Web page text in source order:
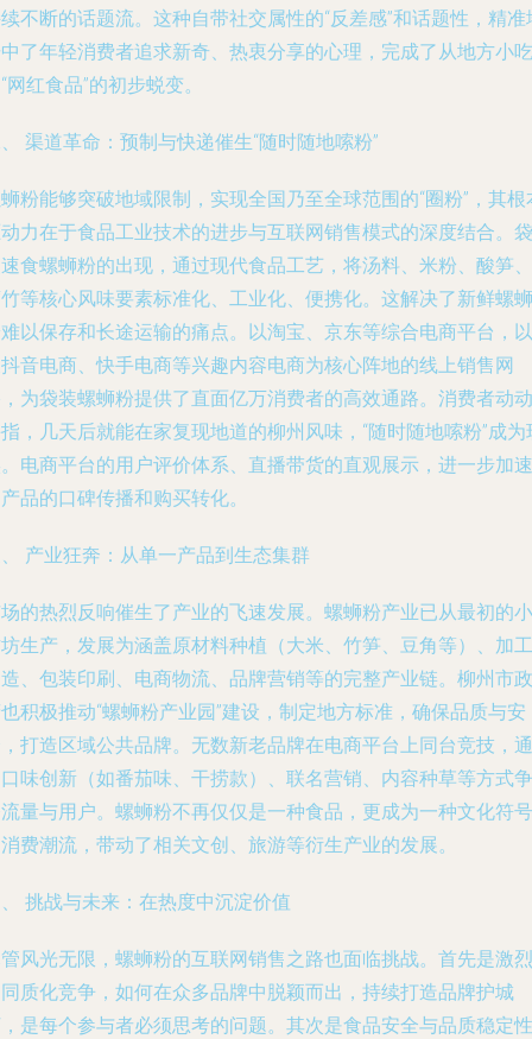
不断的话题流。这种自带社交属性的“反差感”和话题性，精准
了年轻消费者追求新奇、热衷分享的心理，完成了从地方小吃
网红食品”的初步蜕变。
渠道革命：预制与快递催生“随时随地嗦粉”
粉能够突破地域限制，实现全国乃至全球范围的“圈粉”，其根
力在于食品工业技术的进步与互联网销售模式的深度结合。袋
食螺蛳粉的出现，通过现代食品工艺，将汤料、米粉、酸笋、
等核心风味要素标准化、工业化、便携化。这解决了新鲜螺蛳
以保存和长途运输的痛点。以淘宝、京东等综合电商平台，以
音电商、快手电商等兴趣内容电商为核心阵地的线上销售网
为袋装螺蛳粉提供了直面亿万消费者的高效通路。消费者动动
，几天后就能在家复现地道的柳州风味，“随时随地嗦粉”成为
电商平台的用户评价体系、直播带货的直观展示，进一步加速
品的口碑传播和购买转化。
产业狂奔：从单一产品到生态集群
的热烈反响催生了产业的飞速发展。螺蛳粉产业已从最初的小
生产，发展为涵盖原材料种植（大米、竹笋、豆角等）、加工
、包装印刷、电商物流、品牌营销等的完整产业链。柳州市政
积极推动“螺蛳粉产业园”建设，制定地方标准，确保品质与安
打造区域公共品牌。无数新老品牌在电商平台上同台竞技，通
味创新（如番茄味、干捞款）、联名营销、内容种草等方式争
量与用户。螺蛳粉不再仅仅是一种食品，更成为一种文化符号
费潮流，带动了相关文创、旅游等衍生产业的发展。
挑战与未来：在热度中沉淀价值
风光无限，螺蛳粉的互联网销售之路也面临挑战。首先是激烈
质化竞争，如何在众多品牌中脱颖而出，持续打造品牌护城
是每个参与者必须思考的问题。其次是食品安全与品质稳定性